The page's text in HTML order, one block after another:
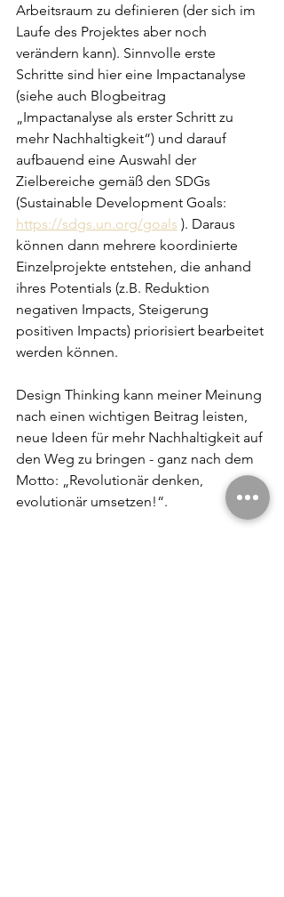
Arbeitsraum zu definieren (der sich im
Laufe des Projektes aber noch
verändern kann). Sinnvolle erste
Schritte sind hier eine Impactanalyse
(siehe auch Blogbeitrag
„Impactanalyse als erster Schritt zu
mehr Nachhaltigkeit“) und darauf
aufbauend eine Auswahl der
Zielbereiche gemäß den SDGs
(Sustainable Development Goals:
https://sdgs.un.org/goals ). Daraus
können dann mehrere koordinierte
Einzelprojekte entstehen, die anhand
ihres Potentials (z.B. Reduktion
negativen Impacts, Steigerung
positiven Impacts) priorisiert bearbeitet
werden können.
Design Thinking kann meiner Meinung
nach einen wichtigen Beitrag leisten,
neue Ideen für mehr Nachhaltigkeit auf
den Weg zu bringen - ganz nach dem
Motto: „Revolutionär denken,
evolutionär umsetzen!“.